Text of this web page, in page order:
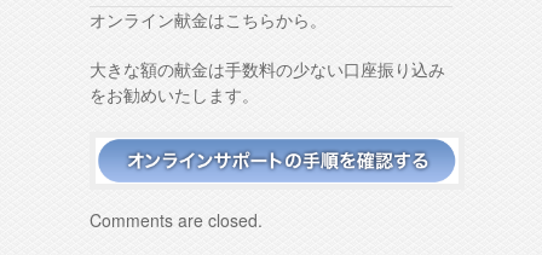
オンライン献金はこちらから。
大きな額の献金は手数料の少ない口座振り込み
をお勧めいたします。
Comments are closed.